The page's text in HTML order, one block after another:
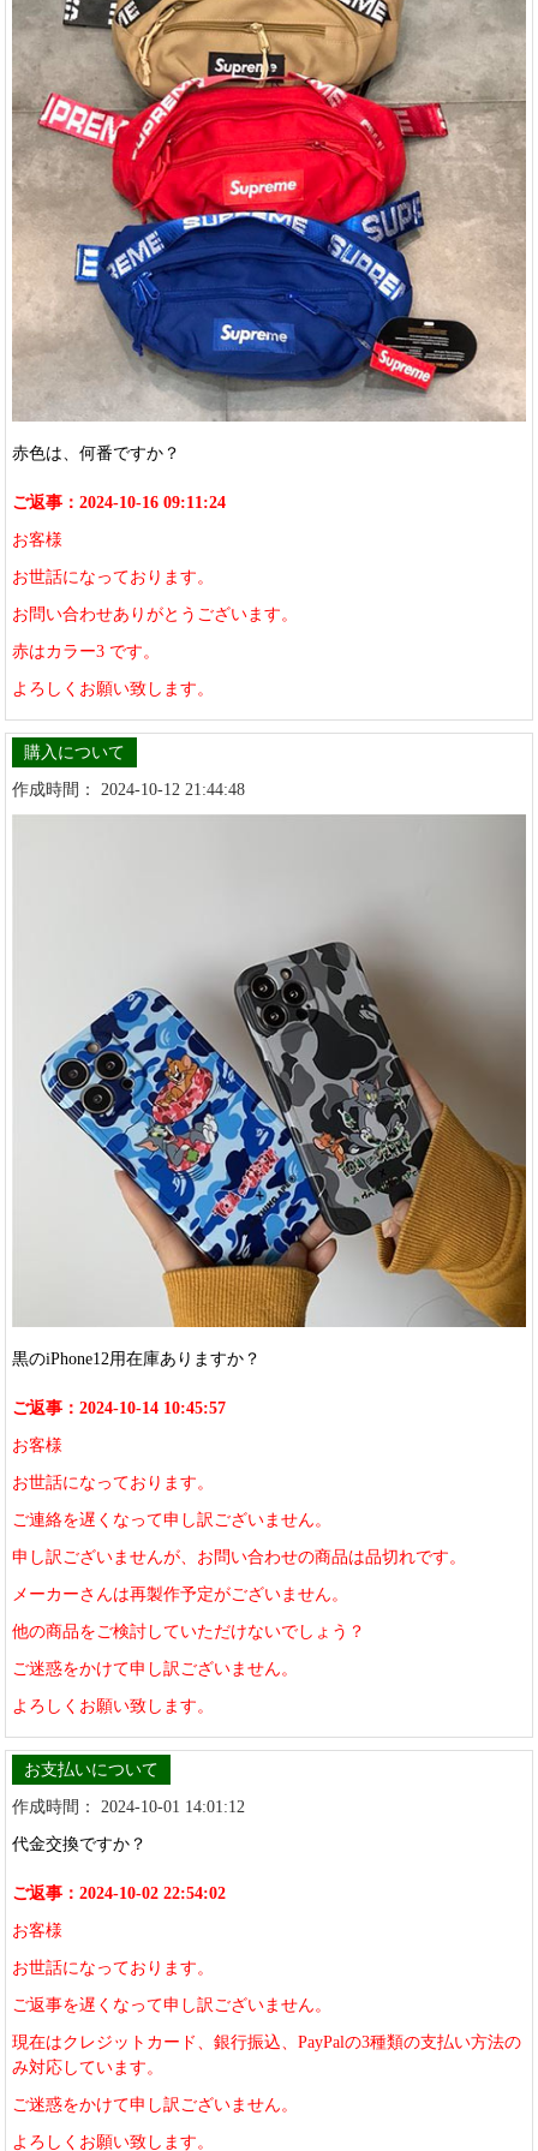
赤色は、何番ですか？
ご返事：2024-10-16 09:11:24
お客様
お世話になっております。
お問い合わせありがとうございます。
赤はカラー3 です。
よろしくお願い致します。
購入について
作成時間： 2024-10-12 21:44:48
黒のiPhone12用在庫ありますか？
ご返事：2024-10-14 10:45:57
お客様
お世話になっております。
ご連絡を遅くなって申し訳ございません。
申し訳ございませんが、お問い合わせの商品は品切れです。
メーカーさんは再製作予定がございません。
他の商品をご検討していただけないでしょう？
ご迷惑をかけて申し訳ございません。
よろしくお願い致します。
お支払いについて
作成時間： 2024-10-01 14:01:12
代金交換ですか？
ご返事：2024-10-02 22:54:02
お客様
お世話になっております。
ご返事を遅くなって申し訳ございません。
現在はクレジットカード、銀行振込、PayPalの3種類の支払い方法の
み対応しています。
ご迷惑をかけて申し訳ございません。
よろしくお願い致します。